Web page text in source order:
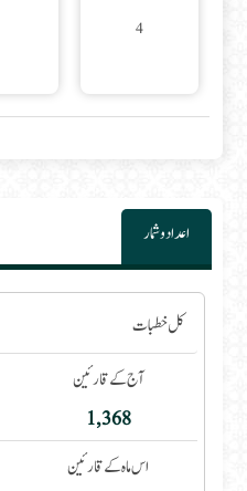
4
اعداد و شمار
کل خطبات
آج کے قارئین
1,368
اس ماہ کے قارئین